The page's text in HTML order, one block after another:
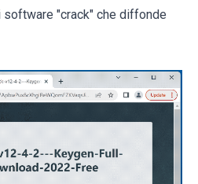
"crack" che diffonde